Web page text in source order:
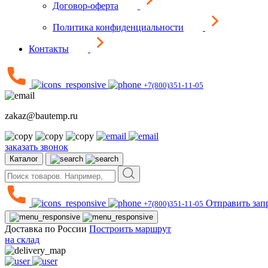
Договор-оферта
Политика конфиденциальности
Контакты
+7(800)351-11-05
zakaz@bautemp.ru
заказать звонок
Каталог
+7(800)351-11-05 Отправить
Доставка по России Построить маршрут
на склад